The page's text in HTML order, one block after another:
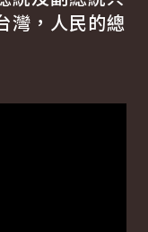
，人民的總